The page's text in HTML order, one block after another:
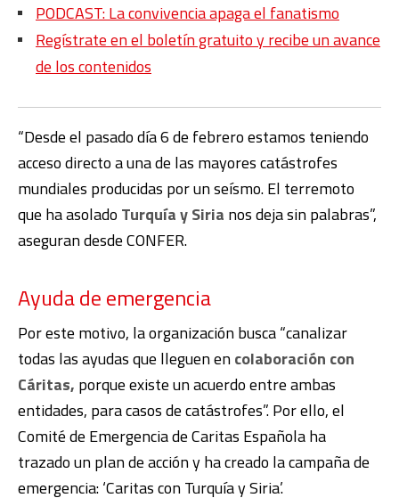
PODCAST: La convivencia apaga el fanatismo
Regístrate en el boletín gratuito y recibe un avance
de los contenidos
“Desde el pasado día 6 de febrero estamos teniendo
acceso directo a una de las mayores catástrofes
mundiales producidas por un seísmo. El terremoto
que ha asolado Turquía y Siria nos deja sin palabras”,
aseguran desde CONFER.
Ayuda de emergencia
Por este motivo, la organización busca “canalizar
todas las ayudas que lleguen encolaboración con
Cáritas, porque existe un acuerdo entre ambas
entidades, para casos de catástrofes”. Por ello, el
Comité de Emergencia de Caritas Española ha
trazado un plan de acción y ha creado la campaña de
emergencia: ‘Caritas con Turquía y Siria’.